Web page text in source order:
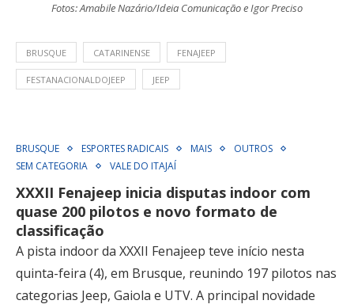
Fotos: Amabile Nazário/Ideia Comunicação e Igor Preciso
BRUSQUE CATARINENSE FENAJEEP
FESTANACIONALDOJEEP JEEP
BRUSQUE ESPORTES RADICAIS MAIS
OUTROS
SEM CATEGORIA
VALE DO ITAJAÍ
XXXII Fenajeep inicia disputas indoor com
quase 200 pilotos e novo formato de
classificação
A pista indoor da XXXII Fenajeep teve início nesta
quinta-feira (4), em Brusque, reunindo 197 pilotos nas
categorias Jeep, Gaiola e UTV. A principal novidade